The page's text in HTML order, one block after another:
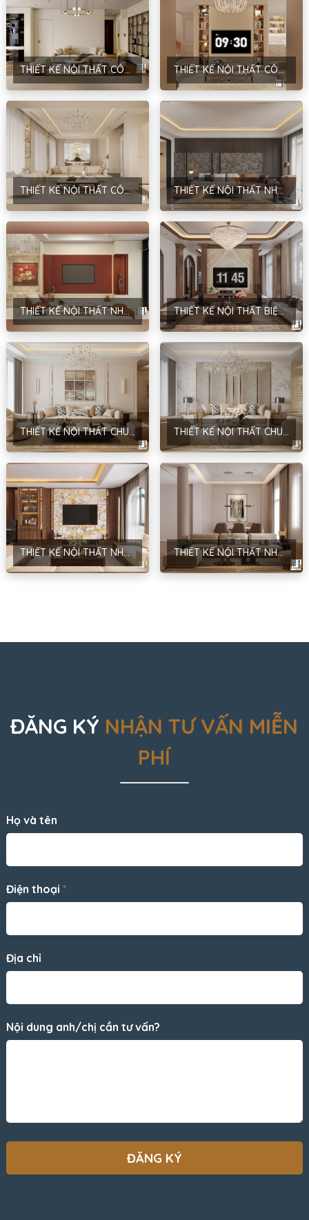
THIẾT KẾ NỘI THẤT CÔNG TRÌNH NHÀ Ở DÂN DỤNG – PHONG CÁCH HIỆN ĐẠI – D’EL DORADO TÂY HỒ – HÀ NỘI THIẾT KẾ NỘI THẤT CÔNG TRÌNH NHÀ Ở DÂN DỤNG – PHONG CÁCH NEOCLASSIC – ANH HÙNG – HÀ NỘI
THIẾT KẾ NỘI THẤT CÔNG TRÌNH PARK RIVER 167 – PHONG CÁCH HIỆN ĐẠI – ANH THẮNG – HƯNG YÊN THIẾT KẾ NỘI THẤT NHÀ Ở DÂN DỤNG – PHONG CÁCH HIỆN ĐẠI & TRADITIONAL – ANH ĐĂNG – NAM ĐỊNH
THIẾT KẾ NỘI THẤT NHÀ Ở GIA ĐÌNH – PHONG CÁCH HIỆN ĐẠI – ANH GIANG – HẢI DƯƠNG THIẾT KẾ NỘI THẤT BIỆT THỰ SÂN VƯỜN – PHONG CÁCH NEOCLASSIC – ANH HUY
THIẾT KẾ NỘI THẤT CHUNG CƯ MANDARIN GARDEN – PHONG CÁCH NEOCLASSIC – ANH BÂN THIẾT KẾ NỘI THẤT CHUNG CƯ MANDARIN GARDEN – PHONG CÁCH NEOCLASSIC – HÀ NỘI – ANH BÌNH
THIẾT KẾ NỘI THẤT NHÀ Ở GIA ĐÌNH KẾT HỢP KINH DOANH – PHONG CÁCH HIỆN ĐẠI – ANH THẮNG THIẾT KẾ NỘI THẤT NHÀ Ở GIA ĐÌNH – HÀ NỘI – PHONG CÁCH HIỆN ĐẠI – CHỊ HẢI
ĐĂNG KÝ NHẬN TƯ VẤN MIỄN
PHÍ
Họ và tên
Điện thoại *
Địa chỉ
Nội dung anh/chị cần tư vấn?